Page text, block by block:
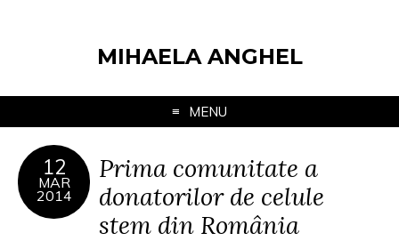
MIHAELA ANGHEL
MENU
12
MAR
2014
Prima comunitate a
donatorilor de celule
stem din România